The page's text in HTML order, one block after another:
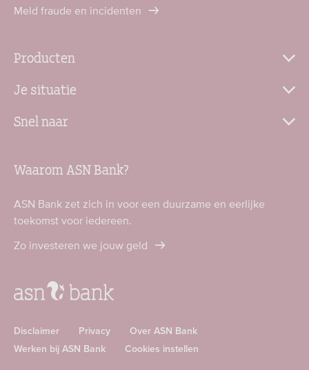
Meld fraude en incidenten
Producten
Je situatie
Snel naar
Waarom ASN Bank?
ASN Bank zet zich in voor een duurzame en eerlijke
toekomst voor iedereen.
Zo investeren we jouw geld
Disclaimer Privacy
Over ASN Bank
Werken bij ASN Bank
Cookies instellen